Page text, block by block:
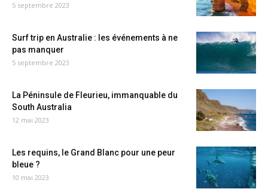
5 septembre 2023
Surf trip en Australie : les événements à ne
pas manquer
5 septembre 2023
La Péninsule de Fleurieu, immanquable du
South Australia
12 mai 2023
Les requins, le Grand Blanc pour une peur
bleue ?
10 mai 2023